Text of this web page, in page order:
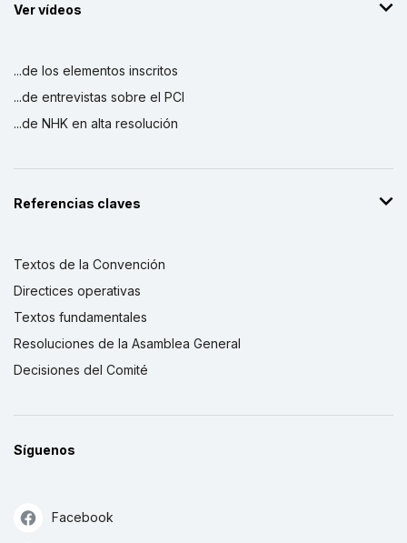
Ver vídeos
...de los elementos inscritos
...de entrevistas sobre el PCI
...de NHK en alta resolución
Referencias claves
Textos de la Convención
Directices operativas
Textos fundamentales
Resoluciones de la Asamblea General
Decisiones del Comité
Síguenos
Facebook